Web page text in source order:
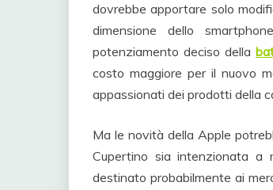
dovrebbe apportare solo
dimensione dello
potenziamento deciso della
costo maggiore per il nuovo
appassionati dei prodotti della
Ma le novità della Apple
Cupertino sia intenzionata a
destinato probabilmente ai